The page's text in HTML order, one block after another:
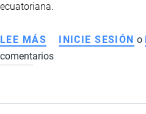
ecuatoriana.
LEE MÁS SOBRE
CÓMO
ECUADOR
INICIE SESIÓN o
comentarios